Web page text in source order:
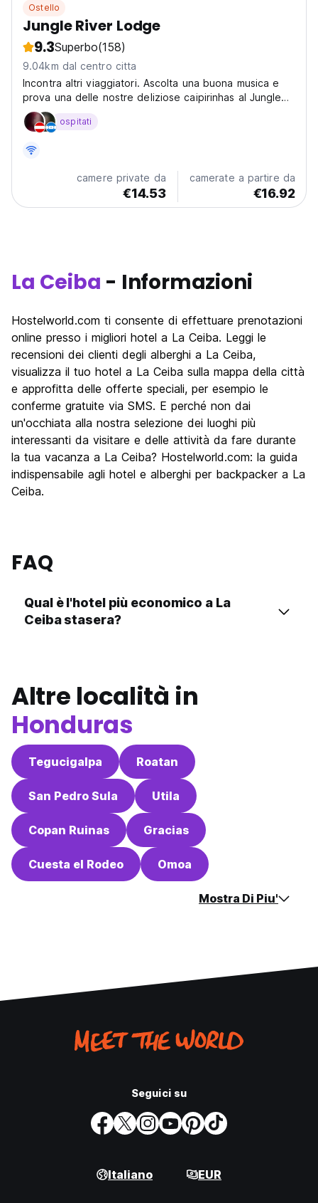
Ostello
Jungle River Lodge
9.3Superbo(158)
9.04km dal centro citta
Incontra altri viaggiatori. Ascolta una buona musica e
prova una delle nostre deliziose caipirinhas al Jungle
River Lodge a La Ceiba, Honduras.
ospitati
camere private da
€14.53
camerate a partire da
€16.92
La Ceiba - Informazioni
Hostelworld.com ti consente di effettuare prenotazioni
online presso i migliori hotel a La Ceiba. Leggi le
recensioni dei clienti degli alberghi a La Ceiba,
visualizza il tuo hotel a La Ceiba sulla mappa della città
e approfitta delle offerte speciali, per esempio le
conferme gratuite via SMS. E perché non dai
un'occhiata alla nostra selezione dei luoghi più
interessanti da visitare e delle attività da fare durante
la tua vacanza a La Ceiba? Hostelworld.com: la guida
indispensabile agli hotel e alberghi per backpacker a La
Ceiba.
FAQ
Qual è l'hotel più economico a La
Ceiba stasera?
Altre località in
Honduras
Tegucigalpa Roatan
San Pedro Sula Utila
Copan Ruinas Gracias
Cuesta el Rodeo Omoa
Mostra Di Piu'
Seguici su
Italiano EUR